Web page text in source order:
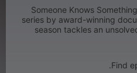
Someone Knows
series by award-winning
season tackles an
Find
.